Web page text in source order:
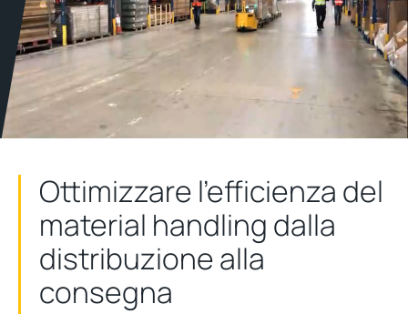
Ottimizzare l’efficienza del
material handling dalla
distribuzione alla
consegna